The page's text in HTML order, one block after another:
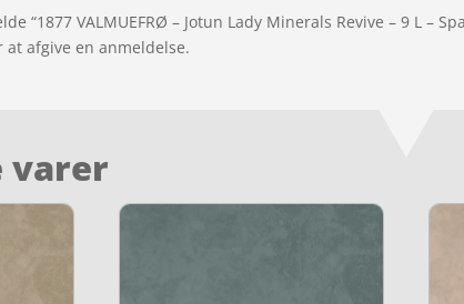
“1877 VALMUEFRØ – Jotun Lady Minerals Revive – 9 L –
at afgive en anmeldelse.
varer